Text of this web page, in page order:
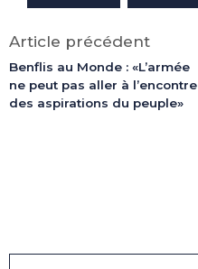
Article précédent
Benflis au Monde : «L’armée
ne peut pas aller à l’encontre
des aspirations du peuple»